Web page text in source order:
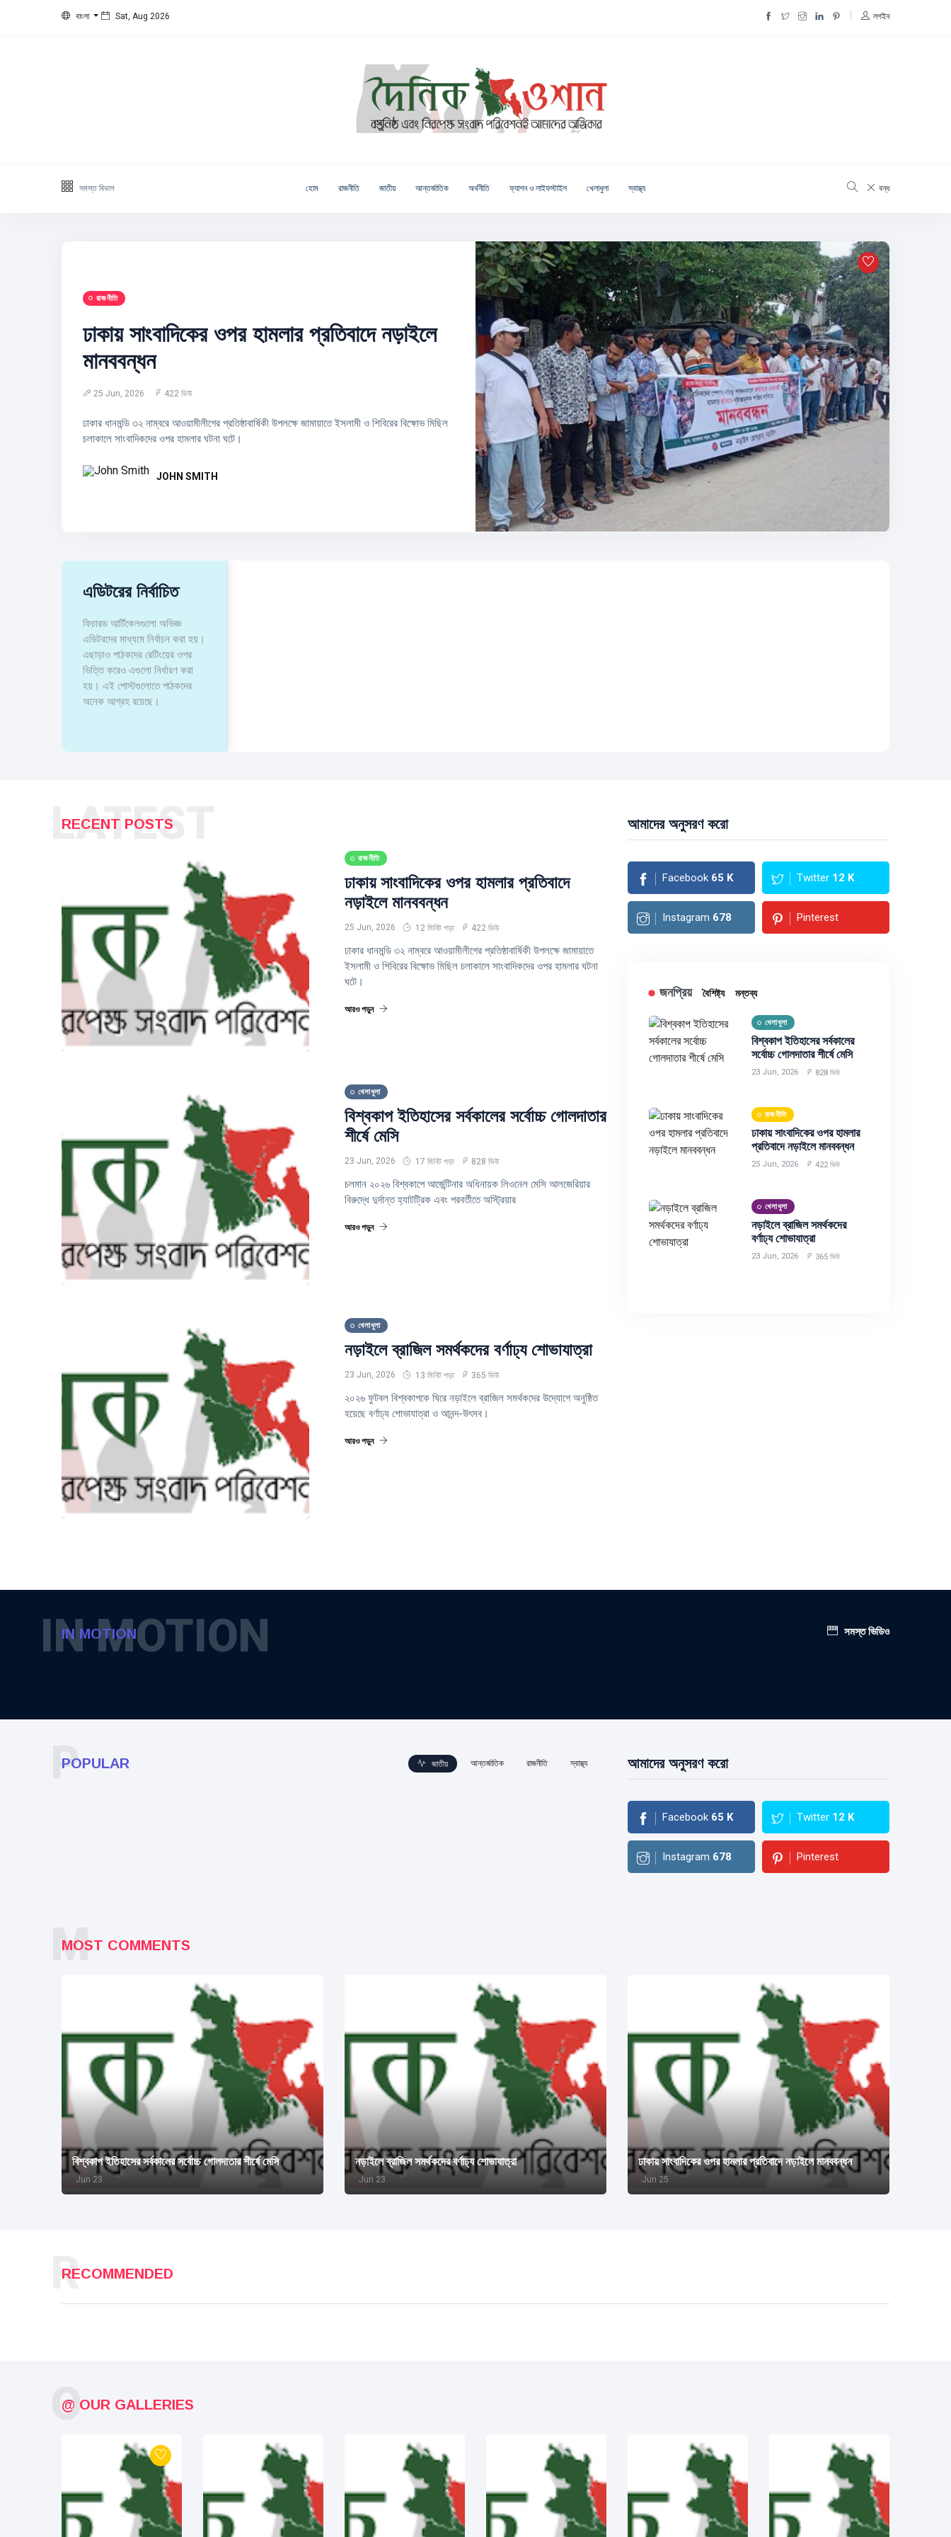
বাংলা Sat, Aug 2026 লগইন
সমস্ত বিভাগ হোম রাজনীতি জাতীয় আন্তর্জাতিক অর্থনীতি ফ্যাশন ও লাইফস্টাইল খেলাধুলা স্বাস্থ্য বন্ধ
রাজনীতি
ঢাকায় সাংবাদিকের ওপর হামলার প্রতিবাদে নড়াইলে
মানববন্ধন
25 Jun, 2026 422 ভিউ
ঢাকার ধানমন্ডি ৩২ নাম্বরে আওয়ামীলীগের প্রতিষ্ঠাবার্ষিকী উপলক্ষে জামায়াতে ইসলামী ও শিবিরের বিক্ষোভ মিছিল
চলাকালে সাংবাদিকদের ওপর হামলার ঘটনা ঘটে।
JOHN SMITH
এডিটরের নির্বাচিত
ফিচারড আর্টিকেলগুলো অভিজ্ঞ
এডিটরদের মাধ্যমে নির্বাচন করা হয়।
এছাড়াও পাঠকদের রেটিংয়ের ওপর
ভিত্তি করেও এগুলো নির্ধারণ করা
হয়। এই পোস্টগুলোতে পাঠকদের
অনেক আগ্রহ রয়েছে।
RECENT POSTS
LATEST
রাজনীতি
ঢাকায় সাংবাদিকের ওপর হামলার প্রতিবাদে
নড়াইলে মানববন্ধন
25 Jun, 2026 12 মিনিট পড়া 422 ভিউ
ঢাকার ধানমন্ডি ৩২ নাম্বরে আওয়ামীলীগের প্রতিষ্ঠাবার্ষিকী উপলক্ষে জামায়াতে
ইসলামী ও শিবিরের বিক্ষোভ মিছিল চলাকালে সাংবাদিকদের ওপর হামলার ঘটনা
ঘটে।
আরও পড়ুন
খেলাধুলা
বিশ্বকাপ ইতিহাসের সর্বকালের সর্বোচ্চ গোলদাতার
শীর্ষে মেসি
23 Jun, 2026 17 মিনিট পড়া 828 ভিউ
চলমান ২০২৬ বিশ্বকাপে আর্জেন্টিনার অধিনায়ক লিওনেল মেসি আলজেরিয়ার
বিরুদ্ধে দুর্দান্ত হ্যাটট্রিক এবং পরবর্তীতে অস্ট্রিয়ার
আরও পড়ুন
খেলাধুলা
নড়াইলে ব্রাজিল সমর্থকদের বর্ণাঢ্য শোভাযাত্রা
23 Jun, 2026 13 মিনিট পড়া 365 ভিউ
২০২৬ ফুটবল বিশ্বকাপকে ঘিরে নড়াইলে ব্রাজিল সমর্থকদের উদ্যোগে অনুষ্ঠিত
হয়েছে বর্ণাঢ্য শোভাযাত্রা ও আনন্দ-উৎসব।
আরও পড়ুন
আমাদের অনুসরণ করো
Facebook 65 K Twitter 12 K
Instagram 678 Pinterest
জনপ্রিয় বৈশিষ্ট্য মন্তব্য
খেলাধুলা
বিশ্বকাপ ইতিহাসের সর্বকালের
সর্বোচ্চ গোলদাতার শীর্ষে মেসি
23 Jun, 2026 828 ভিউ
রাজনীতি
ঢাকায় সাংবাদিকের ওপর হামলার
প্রতিবাদে নড়াইলে মানববন্ধন
25 Jun, 2026 422 ভিউ
খেলাধুলা
নড়াইলে ব্রাজিল সমর্থকদের
বর্ণাঢ্য শোভাযাত্রা
23 Jun, 2026 365 ভিউ
IN MOTION
IN MOTION সমস্ত ভিডিও
POPULAR
P জাতীয় আন্তর্জাতিক রাজনীতি স্বাস্থ্য আমাদের অনুসরণ করো
Facebook 65 K Twitter 12 K
Instagram 678 Pinterest
MOST COMMENTS
M
বিশ্বকাপ ইতিহাসের সর্বকালের সর্বোচ্চ গোলদাতার শীর্ষে মেসি
Jun 23
নড়াইলে ব্রাজিল সমর্থকদের বর্ণাঢ্য শোভাযাত্রা
Jun 23
ঢাকায় সাংবাদিকের ওপর হামলার প্রতিবাদে নড়াইলে মানববন্ধন
Jun 25
RECOMMENDED
R
@ OUR GALLERIES
O